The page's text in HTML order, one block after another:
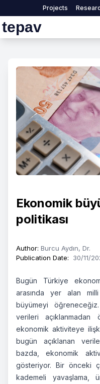
Projects
tepav
Ekonomik
politikası
Author: Burcu Aydın, Dr.
Publication Date: 30/11/
Bugün Türkiye
arasında yer alan
büyümeyi
verileri
ekonomik aktiviteye
bugün açıklanan
bazda, ekonomik
gösteriyor. Bir önceki
kademeli yavaşlama,